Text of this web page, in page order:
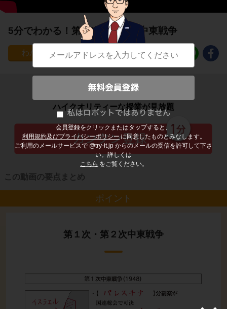
会員登録をクリックまたはタップすると、
利用規約及びプライバシーポリシー に同意したものとみなします。
ご利用のメールサービスで @try-it.jp からのメールの受信を許可して下さ
い。詳しくは
こちら をご覧ください。
5分でわかる！第１次・第２次中東戦争
265
子どもの勉強から大人の学び直しまで
ハイクオリティーな授業が見放題
この動画の要点まとめ
ポイント
第１次・第２次中東戦争